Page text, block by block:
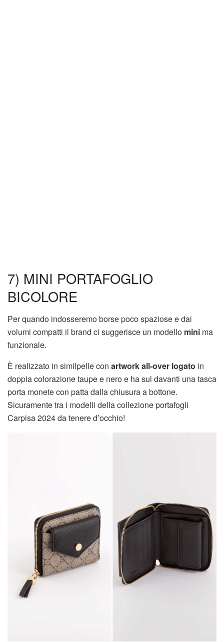
7) MINI PORTAFOGLIO
BICOLORE
Per quando indosseremo borse poco spaziose e dai
volumi compatti il brand ci suggerisce un modello mini ma
funzionale.
È realizzato in similpelle con artwork all-over logato in
doppia colorazione taupe e nero e ha sul davanti una tasca
porta monete con patta dalla chiusura a bottone.
Sicuramente tra i modelli della collezione portafogli
Carpisa 2024 da tenere d’occhio!